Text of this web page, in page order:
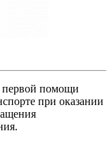
первой помощи
при оказании